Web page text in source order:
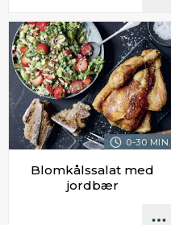
0-30 MIN.
Blomkålssalat med
jordbær